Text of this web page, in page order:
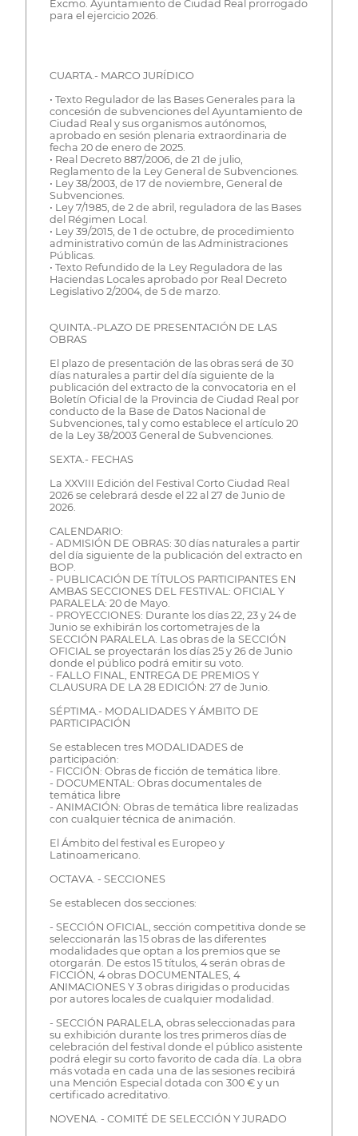
Excmo. Ayuntamiento de Ciudad Real prorrogado
para el ejercicio 2026.
CUARTA.- MARCO JURÍDICO
• Texto Regulador de las Bases Generales para la
concesión de subvenciones del Ayuntamiento de
Ciudad Real y sus organismos autónomos,
aprobado en sesión plenaria extraordinaria de
fecha 20 de enero de 2025.
• Real Decreto 887/2006, de 21 de julio,
Reglamento de la Ley General de Subvenciones.
• Ley 38/2003, de 17 de noviembre, General de
Subvenciones.
• Ley 7/1985, de 2 de abril, reguladora de las Bases
del Régimen Local.
• Ley 39/2015, de 1 de octubre, de procedimiento
administrativo común de las Administraciones
Públicas.
• Texto Refundido de la Ley Reguladora de las
Haciendas Locales aprobado por Real Decreto
Legislativo 2/2004, de 5 de marzo.
QUINTA.-PLAZO DE PRESENTACIÓN DE LAS
OBRAS
El plazo de presentación de las obras será de 30
días naturales a partir del día siguiente de la
publicación del extracto de la convocatoria en el
Boletín Oficial de la Provincia de Ciudad Real por
conducto de la Base de Datos Nacional de
Subvenciones, tal y como establece el artículo 20
de la Ley 38/2003 General de Subvenciones.
SEXTA.- FECHAS
La XXVIII Edición del Festival Corto Ciudad Real
2026 se celebrará desde el 22 al 27 de Junio de
2026.
CALENDARIO:
- ADMISIÓN DE OBRAS: 30 días naturales a partir
del día siguiente de la publicación del extracto en
BOP.
- PUBLICACIÓN DE TÍTULOS PARTICIPANTES EN
AMBAS SECCIONES DEL FESTIVAL: OFICIAL Y
PARALELA: 20 de Mayo.
- PROYECCIONES: Durante los días 22, 23 y 24 de
Junio se exhibirán los cortometrajes de la
SECCIÓN PARALELA. Las obras de la SECCIÓN
OFICIAL se proyectarán los días 25 y 26 de Junio
donde el público podrá emitir su voto.
- FALLO FINAL, ENTREGA DE PREMIOS Y
CLAUSURA DE LA 28 EDICIÓN: 27 de Junio.
SÉPTIMA.- MODALIDADES Y ÁMBITO DE
PARTICIPACIÓN
Se establecen tres MODALIDADES de
participación:
- FICCIÓN: Obras de ficción de temática libre.
- DOCUMENTAL: Obras documentales de
temática libre
- ANIMACIÓN: Obras de temática libre realizadas
con cualquier técnica de animación.
El Ámbito del festival es Europeo y
Latinoamericano.
OCTAVA. - SECCIONES
Se establecen dos secciones:
- SECCIÓN OFICIAL, sección competitiva donde se
seleccionarán las 15 obras de las diferentes
modalidades que optan a los premios que se
otorgarán. De estos 15 títulos, 4 serán obras de
FICCIÓN, 4 obras DOCUMENTALES, 4
ANIMACIONES Y 3 obras dirigidas o producidas
por autores locales de cualquier modalidad.
- SECCIÓN PARALELA, obras seleccionadas para
su exhibición durante los tres primeros días de
celebración del festival donde el público asistente
podrá elegir su corto favorito de cada día. La obra
más votada en cada una de las sesiones recibirá
una Mención Especial dotada con 300 € y un
certificado acreditativo.
NOVENA. - COMITÉ DE SELECCIÓN Y JURADO